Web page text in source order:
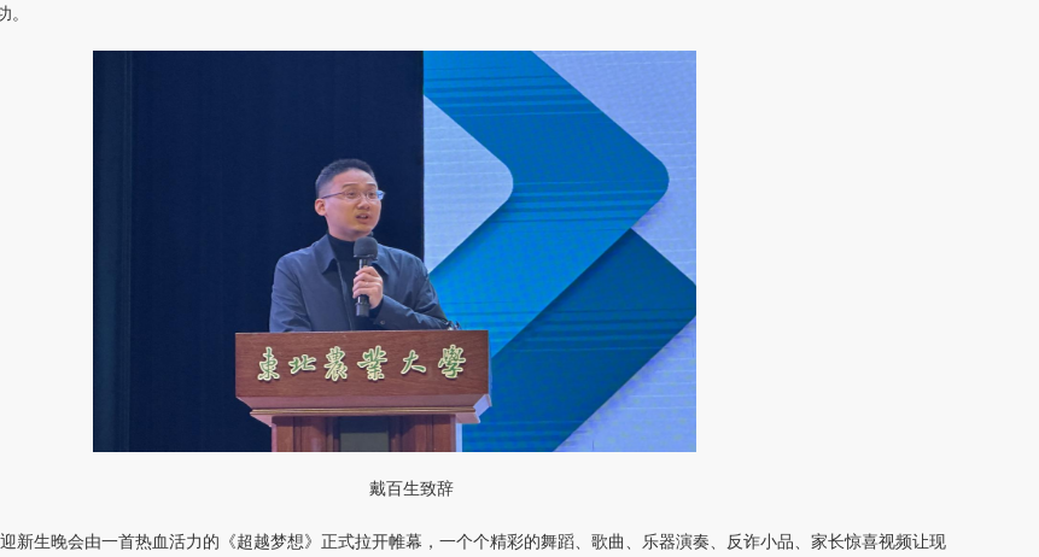
。
戴百生致辞
新生晚会由一首热血活力的《超越梦想》正式拉开帷幕，一个个精彩的舞蹈、歌曲、乐器演奏、反诈小品、家长惊喜视频让现